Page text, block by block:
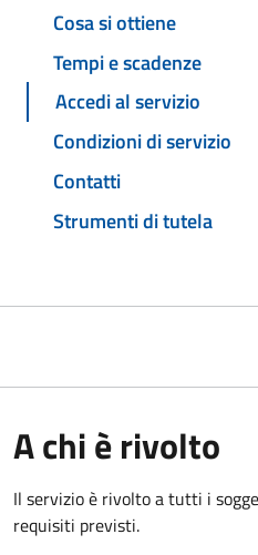
Cosa si ottiene
Tempi e scadenze
Accedi al servizio
Condizioni di servizio
Contatti
Strumenti di tutela
A chi è rivolto
Il servizio è rivolto a tutti i
requisiti previsti.